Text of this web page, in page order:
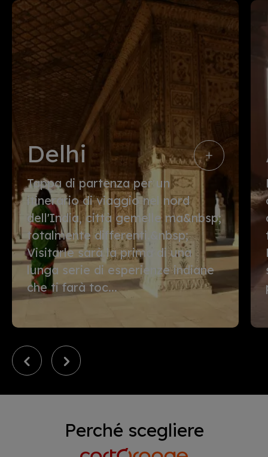
Delhi
Tappa di partenza per un
itinerario di viaggio nel nord
dell'India, città gemelle ma&nbsp;
totalmente differenti.&nbsp;
Visitarle sarà la prima di una
lunga serie di esperienze indiane
che ti farà toc...
Perché scegliere